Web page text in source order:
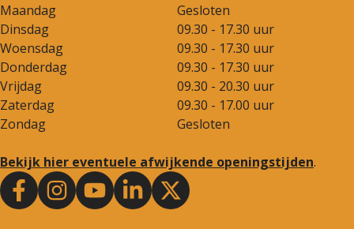
Maandag
Gesloten
Dinsdag
09.30 - 17.30 uur
Woensdag
09.30 - 17.30 uur
Donderdag
09.30 - 17.30 uur
Vrijdag
09.30 - 20.30 uur
Zaterdag
09.30 - 17.00 uur
Zondag
Gesloten
Bekijk hier eventuele afwijkende openingstijden.